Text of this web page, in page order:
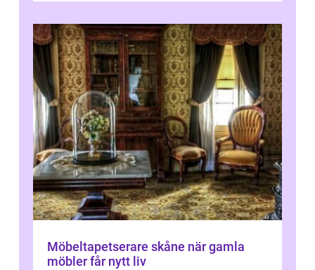
Möbeltapetserare skåne när gamla
möbler får nytt liv